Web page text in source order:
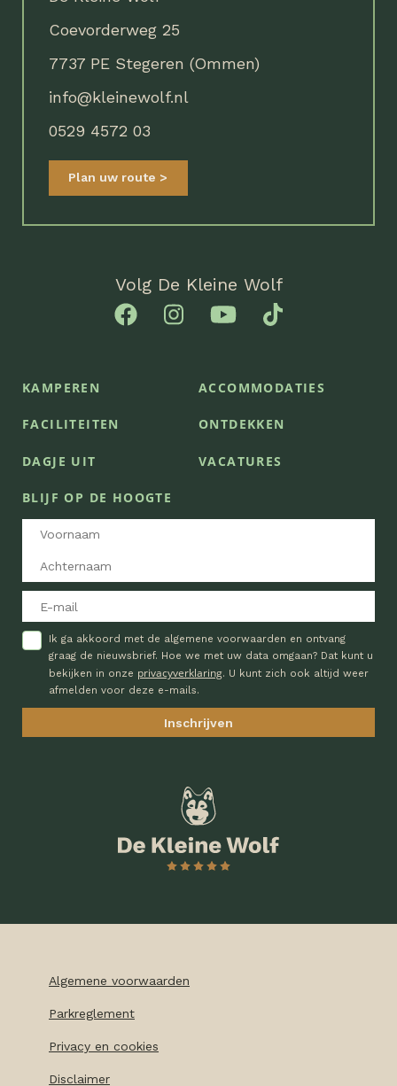
Coevorderweg 25
7737 PE Stegeren (Ommen)
info@kleinewolf.nl
0529 4572 03
Plan uw route
Volg De Kleine Wolf
KAMPEREN ACCOMMODATIES
FACILITEITEN ONTDEKKEN
DAGJE UIT VACATURES
BLIJF OP DE HOOGTE
Ik ga akkoord met de algemene voorwaarden en ontvang
graag de nieuwsbrief. Hoe we met uw data omgaan? Dat kunt u
bekijken in onze privacyverklaring. U kunt zich ook altijd weer
afmelden voor deze e-mails.
Algemene voorwaarden
Parkreglement
Privacy en cookies
Disclaimer